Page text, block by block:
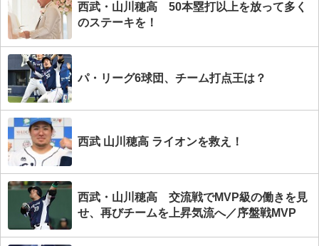
西武・山川穂高 50本塁打以上を放って多く
のステーキを！
パ・リーグ6球団、チーム打点王は？
西武 山川穂高 ライオンを救え！
西武・山川穂高 交流戦でMVP級の働きを見
せ、再びチームを上昇気流へ／序盤戦MVP